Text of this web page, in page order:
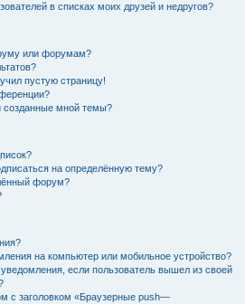
в списках моих друзей и недругов?
или форумам?
пустую страницу!
созданные мной темы?
на определённую тему?
форум?
на компьютер или мобильное устройство?
если пользователь вышел из своей
с заголовком «Браузерные push—